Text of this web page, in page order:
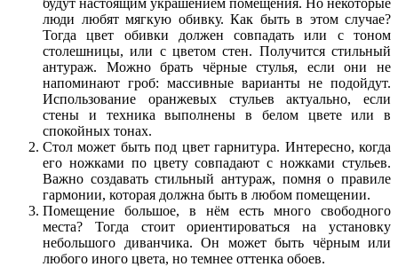
люди любят мягкую обивку. Как быть в этом случае?
Тогда цвет обивки должен совпадать или с тоном
столешницы, или с цветом стен. Получится стильный
антураж. Можно брать чёрные стулья, если они не
напоминают гроб: массивные варианты не подойдут.
Использование оранжевых стульев актуально, если
стены и техника выполнены в белом цвете или в
спокойных тонах.
Стол может быть под цвет гарнитура. Интересно, когда
его ножками по цвету совпадают с ножками стульев.
Важно создавать стильный антураж, помня о правиле
гармонии, которая должна быть в любом помещении.
Помещение большое, в нём есть много свободного
места? Тогда стоит ориентироваться на установку
небольшого диванчика. Он может быть чёрным или
любого иного цвета, но темнее оттенка обоев.